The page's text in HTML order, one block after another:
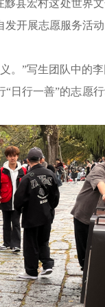
县宏村这处世界
开展志愿服务活
”写生团队中的
日行一善”的志愿